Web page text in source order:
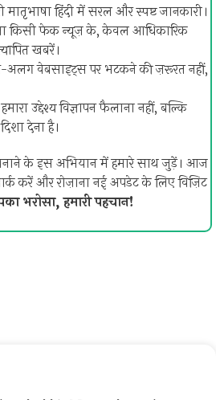
मातृभाषा हिंदी में सरल और स्पष्ट जानकारी।
किसी फेक न्यूज़ के, केवल आधिकारिक
खबरें।
वेबसाइट्स पर भटकने की ज़रूरत नहीं,
हमारा उद्देश्य विज्ञापन फैलाना नहीं, बल्कि
देना है।
के इस अभियान में हमारे साथ जुड़ें। आज
करें और रोज़ाना नई अपडेट के लिए विज़िट
भरोसा, हमारी पहचान!